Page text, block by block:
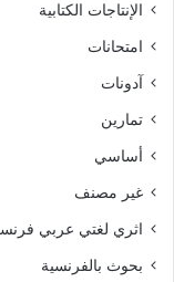
الإنتاجات الكتابية
امتحانات
آدونات
تمارين
أساسي
غير مصنف
اثري لغتي عربي
بحوث بالفرنسية